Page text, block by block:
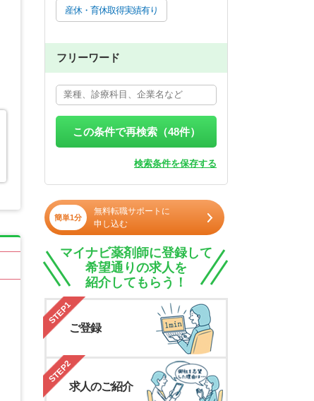
産休・育休取得実績有り
フリーワード
この条件で再検索（48件）
検索条件を保存する
簡単1分
無料転職サポートに
申し込む
マイナビ薬剤師に登録して
希望通りの求人を
紹介してもらう！
STEP1
ご登録
STEP2
求人のご紹介